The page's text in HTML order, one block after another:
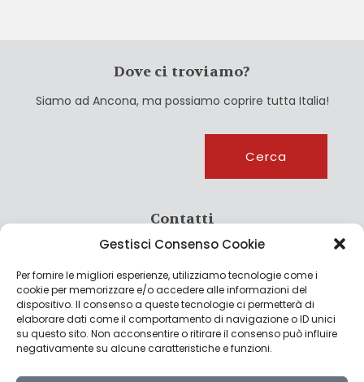
Gestisci Consenso Cookie
Per fornire le migliori esperienze, utilizziamo tecnologie come i
cookie per memorizzare e/o accedere alle informazioni del
dispositivo. Il consenso a queste tecnologie ci permetterà di
elaborare dati come il comportamento di navigazione o ID unici
su questo sito. Non acconsentire o ritirare il consenso può influire
negativamente su alcune caratteristiche e funzioni.
Dove ci troviamo?
Siamo ad Ancona, ma possiamo coprire tutta Italia!
Cerca
Contatti
info@culturagroalimentare.com
Note legali
Privacy Policy